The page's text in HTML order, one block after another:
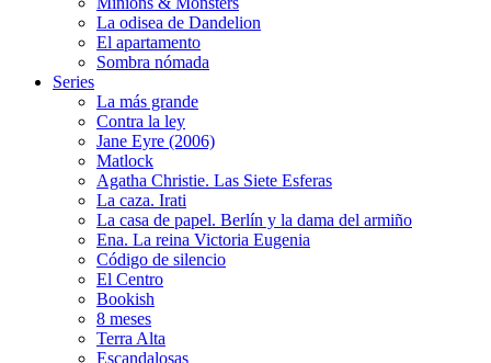
La odisea de Dandelion
El apartamento
Sombra nómada
Series
La más grande
Contra la ley
Jane Eyre (2006)
Matlock
Agatha Christie. Las Siete Esferas
La caza. Irati
La casa de papel. Berlín y la dama del armiño
Ena. La reina Victoria Eugenia
Código de silencio
El Centro
Bookish
8 meses
Terra Alta
Escandalosas